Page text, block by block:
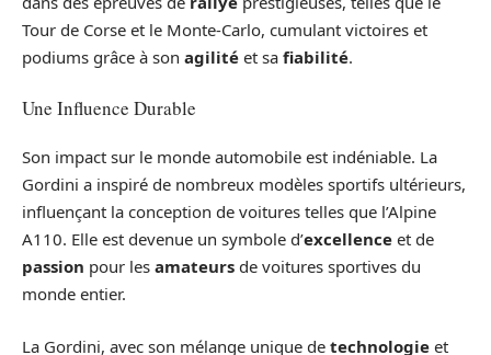
Tour de Corse et le Monte-Carlo, cumulant victoires et
podiums grâce à son agilité et sa fiabilité.
Une Influence Durable
Son impact sur le monde automobile est indéniable. La
Gordini a inspiré de nombreux modèles sportifs ultérieurs,
influençant la conception de voitures telles que l’Alpine
A110. Elle est devenue un symbole d’excellence et de
passion pour les amateurs de voitures sportives du
monde entier.
La Gordini, avec son mélange unique de technologie et